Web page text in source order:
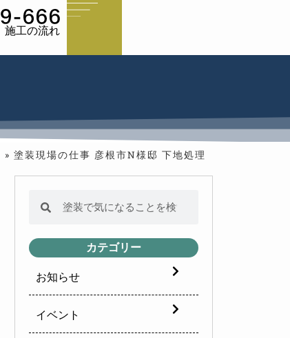
施工の流れ
» 塗装現場の仕事 彦根市N様邸 下地処理
カテゴリー
お知らせ
イベント